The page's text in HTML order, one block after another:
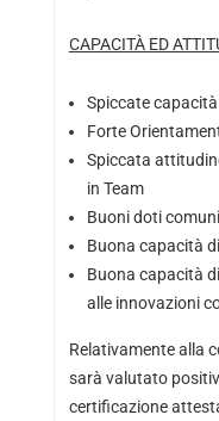
CAPACITÀ ED
Spiccate
Forte
Spiccata
in Team
Buoni doti
Buona capacità
Buona capacità
alle innovazioni
Relativamente alla
sarà valutato
certificazione